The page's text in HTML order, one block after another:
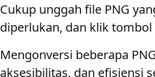
Cukup unggah file PNG
diperlukan, dan klik
Mengonversi beberapa
aksesibilitas, dan efisiensi